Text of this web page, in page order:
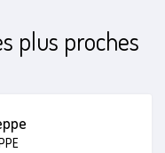
plus proches